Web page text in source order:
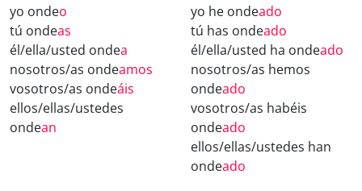
yo ondeo
tú ondeas
él/ella/usted ondea
nosotros/as ondeamos
vosotros/as ondeáis
ellos/ellas/ustedes
ondean
yo he ondeado
tú has ondeado
él/ella/usted ha ondeado
nosotros/as hemos
ondeado
vosotros/as habéis
ondeado
ellos/ellas/ustedes han
ondeado